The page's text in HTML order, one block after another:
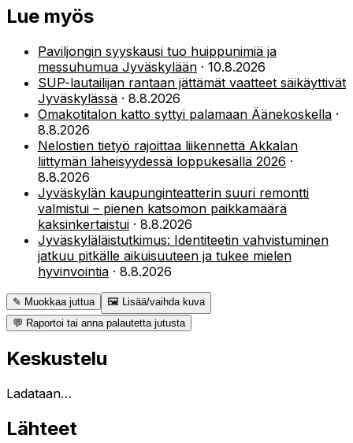
Lue myös
Paviljongin syyskausi tuo huippunimiä ja
messuhumua Jyväskylään · 10.8.2026
SUP-lautailijan rantaan jättämät vaatteet säikäyttivät
Jyväskylässä · 8.8.2026
Omakotitalon katto syttyi palamaan Äänekoskella ·
8.8.2026
Nelostien tietyö rajoittaa liikennettä Akkalan
liittymän läheisyydessä loppukesällä 2026 ·
8.8.2026
Jyväskylän kaupunginteatterin suuri remontti
valmistui – pienen katsomon paikkamäärä
kaksinkertaistui · 8.8.2026
Jyväskyläläistutkimus: Identiteetin vahvistuminen
jatkuu pitkälle aikuisuuteen ja tukee mielen
hyvinvointia · 8.8.2026
✎ Muokkaa juttua
🖼 Lisää/vaihda kuva
💬 Raportoi tai anna palautetta jutusta
Keskustelu
Ladataan…
Lähteet